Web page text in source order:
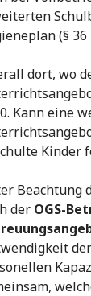
(§
dort, wo
Kann eine
Kinder
Beachtung
der OGS-